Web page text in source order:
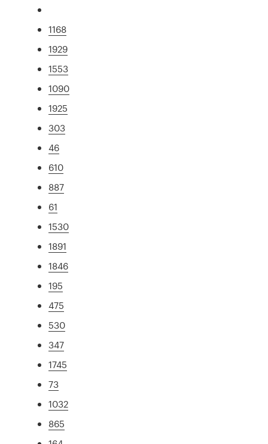
1168
1929
1553
1090
1925
303
46
610
887
61
1530
1891
1846
195
475
530
347
1745
73
1032
865